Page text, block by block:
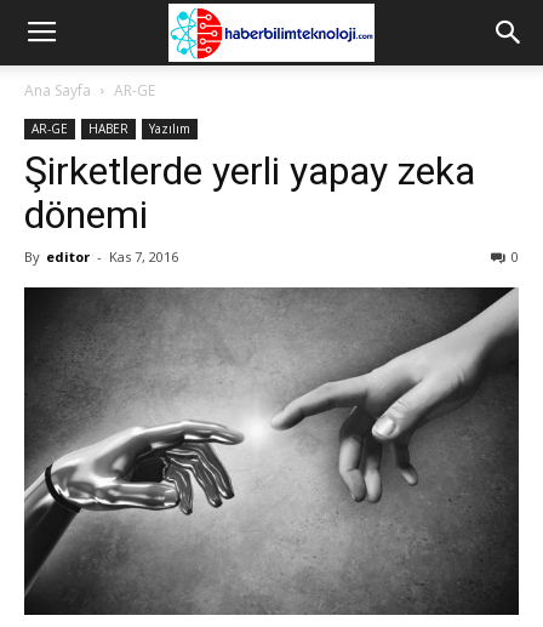
Ana Sayfa AR-GE
AR-GE HABER Yazılım
Şirketlerde yerli yapay zeka
dönemi
By editor - Kas 7, 2016 0